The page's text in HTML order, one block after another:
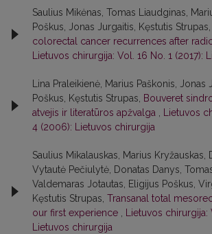
Saulius Mikėnas, Tomas Liaudginas,
Poškus, Jonas Jurgaitis, Kęstutis Strupas,
colorectal cancer recurrences after
Lietuvos chirurgija: Vol. 16 No. 1 (2017):
Lina Praleikienė, Marius Paškonis, Jonas
Poškus, Kęstutis Strupas,
Bouveret
atvejis ir literatūros apžvalga
Lietuvos
4 (2006): Lietuvos chirurgija
Saulius Mikalauskas, Marius Kryžauskas,
Vytautė Pečiulytė, Donatas Danys,
Valdemaras Jotautas, Eligijus Poškus,
Kęstutis Strupas, Transanal total
our first experience
Lietuvos chirurgija:
Lietuvos chirurgija